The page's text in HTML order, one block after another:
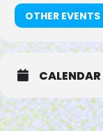
OTHER EVENTS
CALENDAR